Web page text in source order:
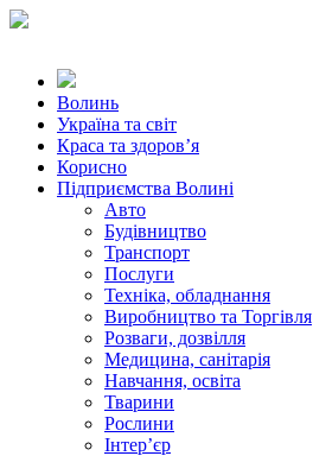
Волинь
Україна та світ
Краса та здоров’я
Корисно
Підприємства Волині
Авто
Будівництво
Транспорт
Послуги
Техніка, обладнання
Виробництво та Торгівля
Розваги, дозвілля
Медицина, санітарія
Навчання, освіта
Тварини
Рослини
Інтер’єр